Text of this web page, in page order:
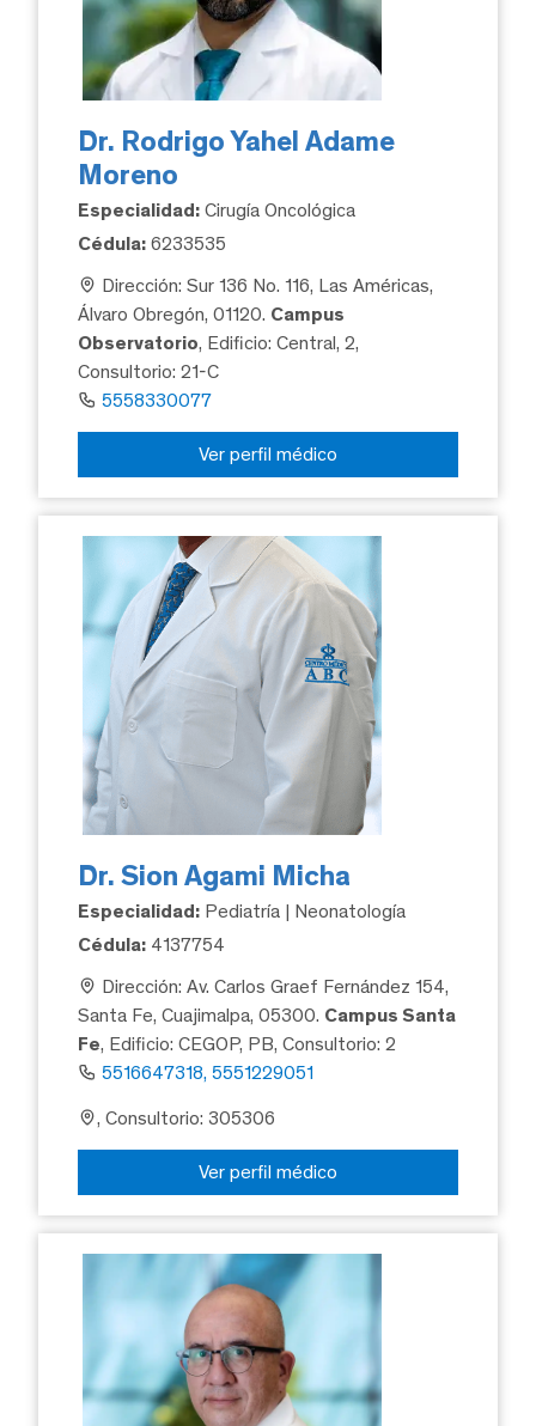
Dr. Rodrigo Yahel Adame
Moreno
Especialidad: Cirugía Oncológica
Cédula: 6233535
Dirección: Sur 136 No. 116, Las Américas,
Álvaro Obregón, 01120. Campus
Observatorio, Edificio: Central, 2,
Consultorio: 21-C
5558330077
Ver perfil médico
Dr. Sion Agami Micha
Especialidad: Pediatría | Neonatología
Cédula: 4137754
Dirección: Av. Carlos Graef Fernández 154,
Santa Fe, Cuajimalpa, 05300. Campus Santa
Fe, Edificio: CEGOP, PB, Consultorio: 2
5516647318, 5551229051
, Consultorio: 305306
Ver perfil médico